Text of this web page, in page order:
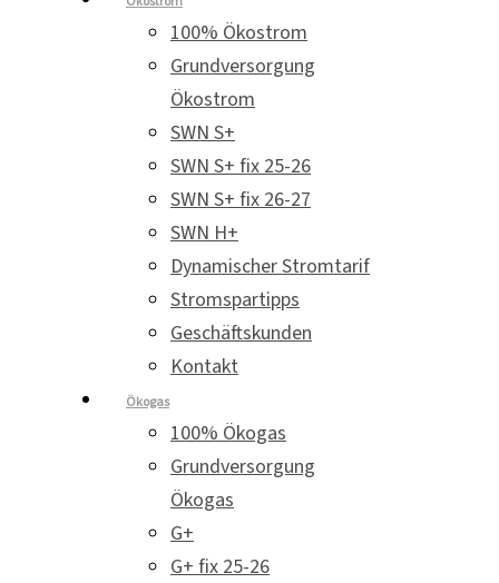
100% Ökostrom
Grundversorgung
Ökostrom
SWN S+
SWN S+ fix 25-26
SWN S+ fix 26-27
SWN H+
Dynamischer Stromtarif
Stromspartipps
Geschäftskunden
Kontakt
Ökogas
100% Ökogas
Grundversorgung
Ökogas
G+
G+ fix 25-26